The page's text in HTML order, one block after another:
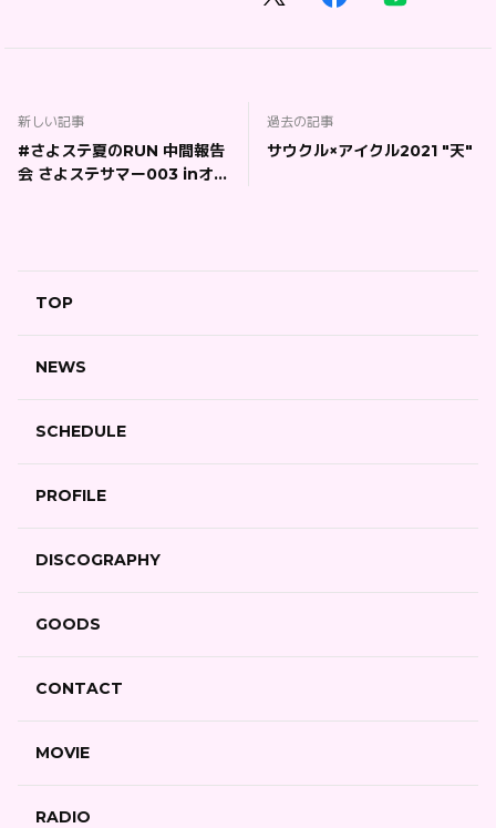
新しい記事
#さよステ夏のRUN 中間報告
会 さよステサマー003 inオン
過去の記事
サウクル×アイクル2021 "天"
TOP
NEWS
SCHEDULE
PROFILE
DISCOGRAPHY
GOODS
CONTACT
MOVIE
RADIO